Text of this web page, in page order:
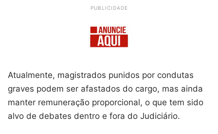
PUBLICIDADE
Atualmente, magistrados punidos por condutas
graves podem ser afastados do cargo, mas ainda
manter remuneração proporcional, o que tem sido
alvo de debates dentro e fora do Judiciário.